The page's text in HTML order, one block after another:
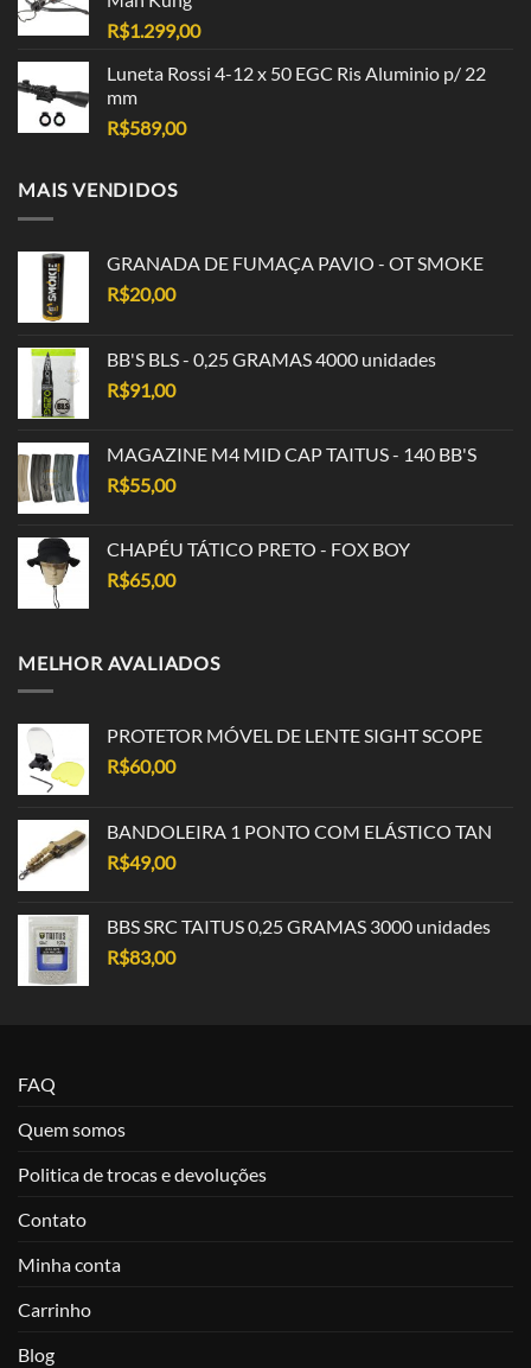
R$1.299,00
Luneta Rossi 4-12 x 50 EGC Ris Aluminio p/ 22
mm
R$589,00
MAIS VENDIDOS
GRANADA DE FUMAÇA PAVIO - OT SMOKE
R$20,00
BB'S BLS - 0,25 GRAMAS 4000 unidades
R$91,00
MAGAZINE M4 MID CAP TAITUS - 140 BB'S
R$55,00
CHAPÉU TÁTICO PRETO - FOX BOY
R$65,00
MELHOR AVALIADOS
PROTETOR MÓVEL DE LENTE SIGHT SCOPE
R$60,00
BANDOLEIRA 1 PONTO COM ELÁSTICO TAN
R$49,00
BBS SRC TAITUS 0,25 GRAMAS 3000 unidades
R$83,00
FAQ
Quem somos
Politica de trocas e devoluções
Contato
Minha conta
Carrinho
Blog